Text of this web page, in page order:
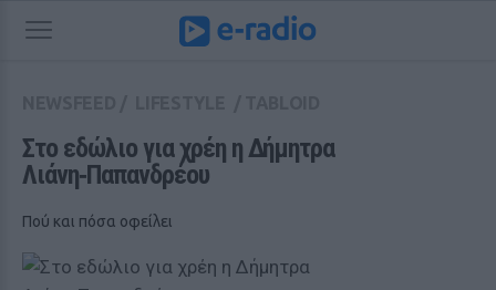
Στο εδώλιο για χρέη η Δήμητρα
Λιάνη‑Παπανδρέου
Πού και πόσα οφείλει